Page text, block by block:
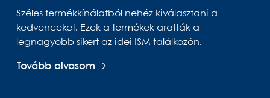
Széles termékkínálatból nehéz kiválasztani a
kedvenceket. Ezek a termékek aratták a
legnagyobb sikert az idei ISM találkozón.
Tovább olvasom